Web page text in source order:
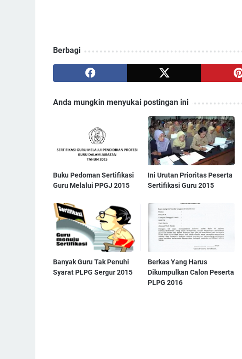
Berbagi
Anda mungkin menyukai postingan ini
Buku Pedoman Sertifikasi
Guru Melalui PPGJ 2015
Ini Urutan Prioritas Peserta
Sertifikasi Guru 2015
Banyak Guru Tak Penuhi
Syarat PLPG Sergur 2015
Berkas Yang Harus
Dikumpulkan Calon Peserta
PLPG 2016